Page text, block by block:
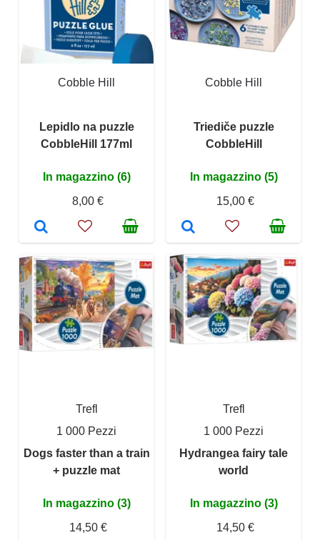
Cobble Hill
Lepidlo na puzzle
CobbleHill 177ml
In magazzino (6)
8,00 €
Cobble Hill
Triediče puzzle
CobbleHill
In magazzino (5)
15,00 €
Trefl
1 000 Pezzi
Dogs faster than a train
+ puzzle mat
In magazzino (3)
14,50 €
Trefl
1 000 Pezzi
Hydrangea fairy tale
world
In magazzino (3)
14,50 €